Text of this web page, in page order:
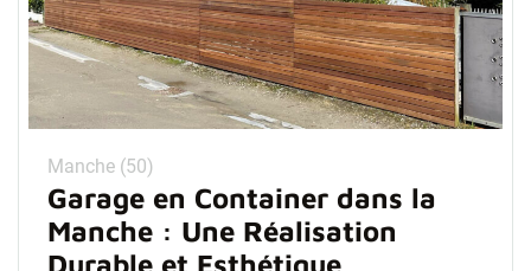
Manche (50)
Garage en Container dans la
Manche : Une Réalisation
Durable et Esthétique